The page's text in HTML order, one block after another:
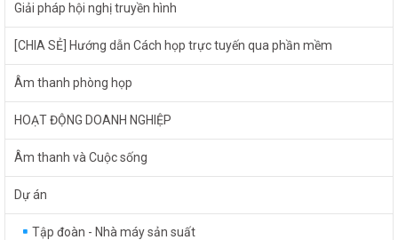
Giải pháp hội nghị truyền hình
[CHIA SẺ] Hướng dẫn Cách họp trực tuyến qua phần mềm
Âm thanh phòng họp
HOẠT ĐỘNG DOANH NGHIỆP
Âm thanh và Cuộc sống
Dự án
Tập đoàn - Nhà máy sản suất